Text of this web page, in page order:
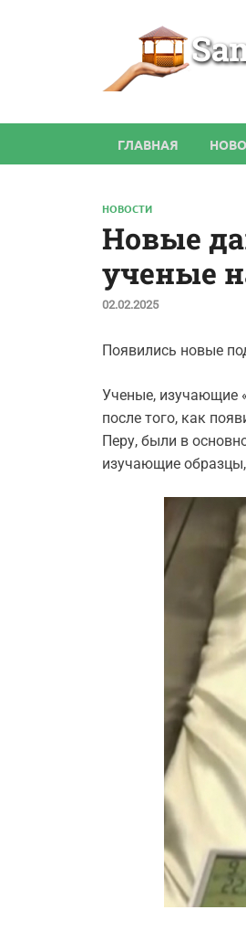
ГЛАВНАЯ
НОВОСТИ
Новые
ученые
02.02.2025
Появились новые
Ученые, изучающие
после того, как
Перу, были в
изучающие